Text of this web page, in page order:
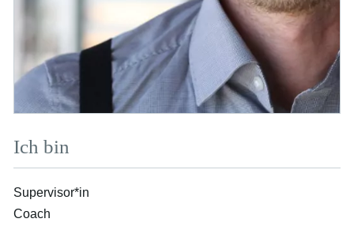
Ich bin
Supervisor*in
Coach